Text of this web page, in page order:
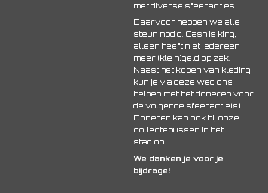
met diverse sfeeracties.
Daarvoor hebben we alle
steun nodig. Cash is king,
alleen heeft niet iedereen
meer (klein)geld op zak.
Naast het kopen van kleding
kun je via deze weg ons
helpen met het doneren voor
de volgende sfeeractie(s).
Doneren kan ook bij onze
collectebussen in het
stadion.
We danken je voor je
bijdrage!